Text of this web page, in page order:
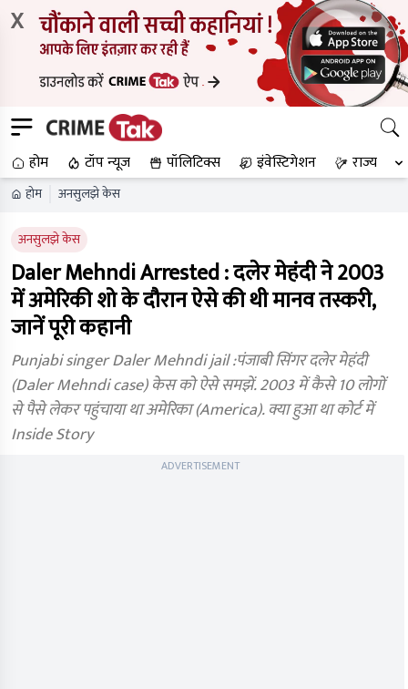
X
होम टॉप न्यूज पॉलिटिक्स इंवेस्टिगेशन राज्य
होम अनसुलझे केस
अनसुलझे केस
Daler Mehndi Arrested : दलेर मेहंदी ने 2003
में अमेरिकी शो के दौरान ऐसे की थी मानव तस्करी,
जानें पूरी कहानी
Punjabi singer Daler Mehndi jail :पंजाबी सिंगर दलेर मेहंदी
(Daler Mehndi case) केस को ऐसे समझें. 2003 में कैसे 10 लोगों
से पैसे लेकर पहुंचाया था अमेरिका (America). क्या हुआ था कोर्ट में
Inside Story
ADVERTISEMENT